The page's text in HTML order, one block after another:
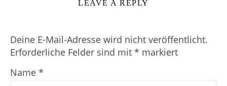
LEAVE A REPLY
Deine E-Mail-Adresse wird nicht veröffentlicht.
Erforderliche Felder sind mit * markiert
Name *